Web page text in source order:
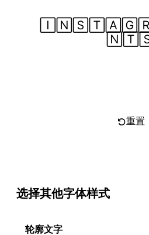
重置
选择其他字体样式
轮廓文字